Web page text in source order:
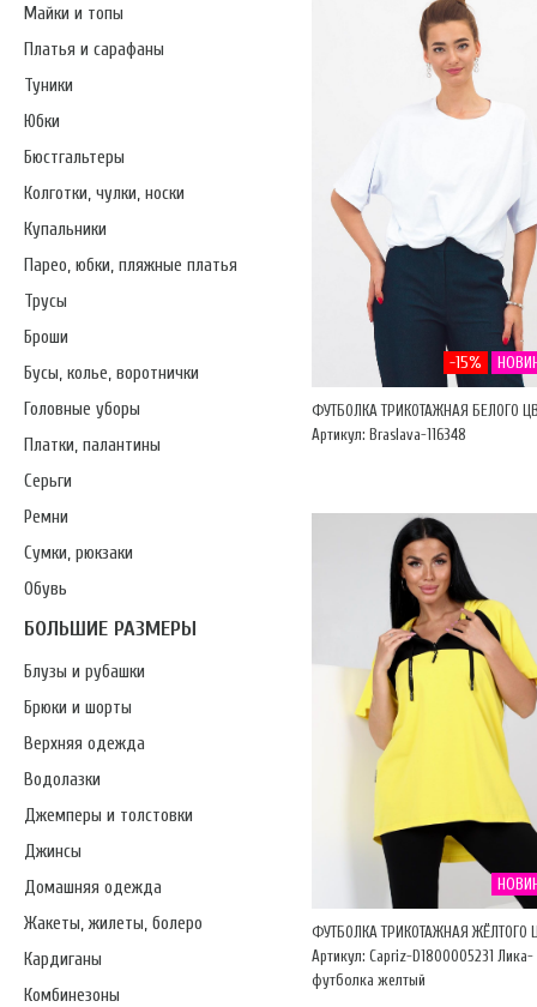
Майки и топы
Платья и сарафаны
Туники
Юбки
Бюстгальтеры
Колготки, чулки, носки
Купальники
Парео, юбки, пляжные платья
Трусы
Броши
Бусы, колье, воротнички
Головные уборы
Платки, палантины
Серьги
Ремни
Сумки, рюкзаки
Обувь
БОЛЬШИЕ РАЗМЕРЫ
Блузы и рубашки
Брюки и шорты
Верхняя одежда
Водолазки
Джемперы и толстовки
Джинсы
Домашняя одежда
Жакеты, жилеты, болеро
Кардиганы
Комбинезоны
-15%
ФУТБОЛКА ТРИКОТАЖНАЯ БЕЛОГО
Артикул: Braslava-116348
ФУТБОЛКА ТРИКОТАЖНАЯ ЖЁЛТОГО
Артикул: Capriz-D1800005231 Лика-
футболка желтый